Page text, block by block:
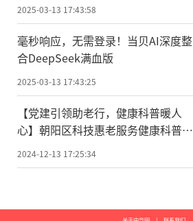
2025-03-13 17:43:58
毫秒响应，无需登录！当贝AI深度整
合DeepSeek满血版
2025-03-13 17:43:25
【党建引领助老行，健康科普暖人
心】朝阳区科技惠老服务健康科普讲
座暨京健会主题党日活动在京圆满完
成
2024-12-13 17:25:34